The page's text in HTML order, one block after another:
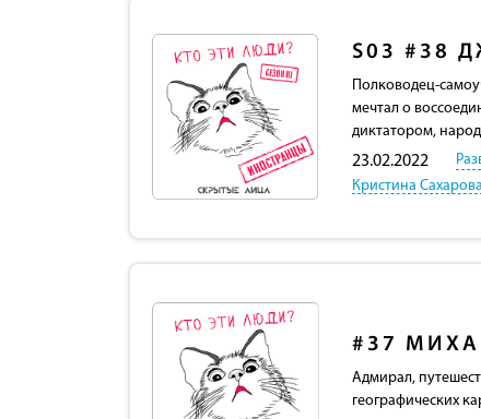
S03 #38
Полководец-
мечтал о
диктатором,
23.02.2022
Кристина Сахарова
#37
Адмирал,
географических